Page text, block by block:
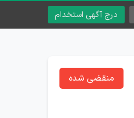
درج آگهی استخدام
منقضی شده